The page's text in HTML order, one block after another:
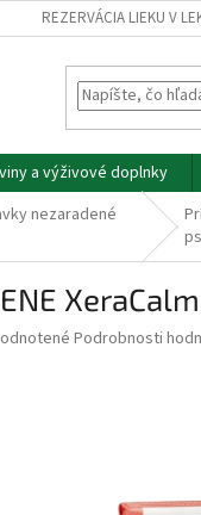
REZERVÁCIA LIEKU V
a výživové doplnky
nezaradené
Podrobnosti